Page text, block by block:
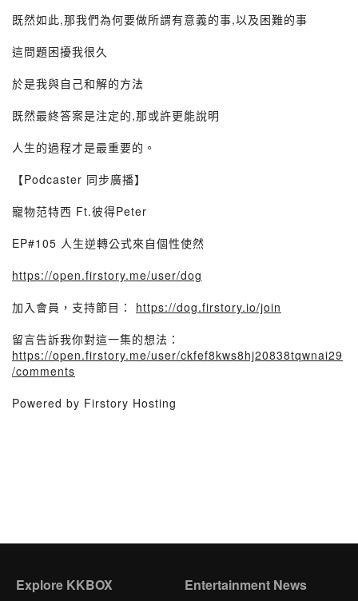
既然如此,那我們為何要做所謂有意義的事,以及困難的事
這問題困擾我很久
於是我與自己和解的方法
既然最終答案是注定的,那或許更能說明
人生的過程才是最重要的。
【Podcaster 同步廣播】
寵物范特西 ‬Ft‭.彼得Peter
EP#105 人生逆轉公式來自個性使然
https://open.firstory.me/user/dog
加入會員，支持節目： https://dog.firstory.io/join
留言告訴我你對這一集的想法：
https://open.firstory.me/user/ckfef8kws8hj20838tqwnai29
/comments
Powered by Firstory Hosting
Explore KKBOX Entertainment News